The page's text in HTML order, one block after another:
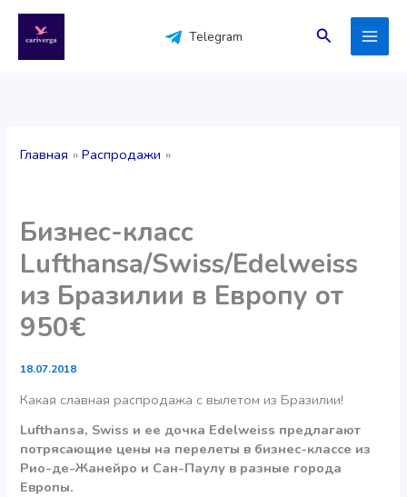
содержимому
Telegram Поиск
Главная Распродажи
Бизнес-класс
Lufthansa/Swiss/Edelweiss
из Бразилии в Европу от
950€
18.07.2018
Какая славная распродажа с вылетом из Бразилии!
Lufthansa, Swiss и ее дочка Edelweiss предлагают
потрясающие цены на перелеты в бизнес-классе из
Рио-де-Жанейро и Сан-Паулу в разные города
Европы.